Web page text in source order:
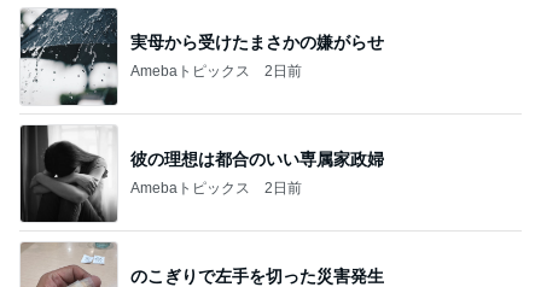
実母から受けたまさかの嫌がらせ
Amebaトピックス 2日前
彼の理想は都合のいい専属家政婦
Amebaトピックス 2日前
のこぎりで左手を切った災害発生